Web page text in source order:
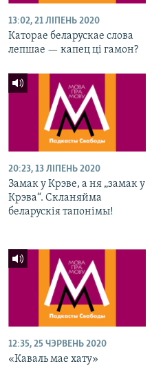
13:02, 21 ЛІПЕНЬ 2020
Каторае беларускае слова
лепшае — капец ці гамон?
20:23, 13 ЛІПЕНЬ 2020
Замак у Крэве, а ня „замак у
Крэва“. Скланяйма
беларускія тапонімы!
12:35, 25 ЧЭРВЕНЬ 2020
«Каваль мае хату»